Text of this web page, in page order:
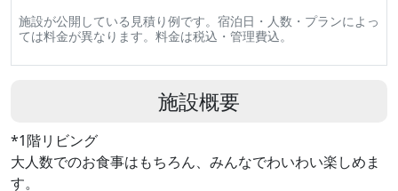
施設が公開している見積り例です。宿泊日・人数・プランによっ
ては料金が異なります。料金は税込・管理費込。
施設概要
*1階リビング
大人数でのお食事はもちろん、みんなでわいわい楽しめま
す。